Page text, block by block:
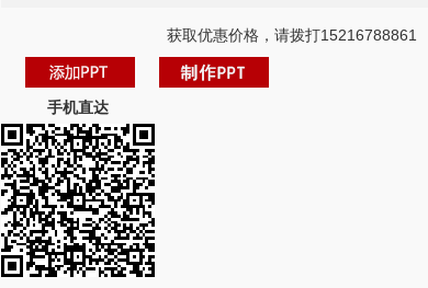
获取优惠价格，请拨打15216788861
手机直达